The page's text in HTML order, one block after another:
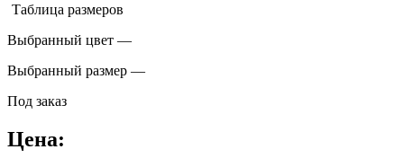
Таблица размеров
Выбранный цвет —
Выбранный размер —
Под заказ
Цена: